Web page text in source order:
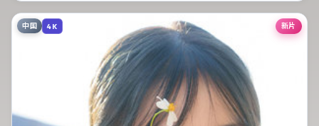
新片
中国 4K